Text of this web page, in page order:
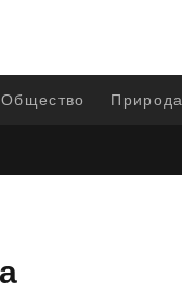
Общество Природа